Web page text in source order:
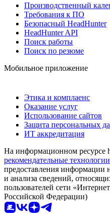
Производственный
Требования к ПО
Безопасный HeadHunter
HeadHunter API
Поиск работы
Поиск по резюме
Мобильное приложение
Этика и комплаенс
Оказание услуг
Использование сайтов
Защита персональных
ИТ аккредитация
На информационном ресурсе
рекомендательные технологии
предоставления информации
и анализа сведений,
пользователей сети
Российской Федерации)